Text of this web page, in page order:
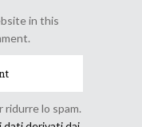
in this
lo spam.